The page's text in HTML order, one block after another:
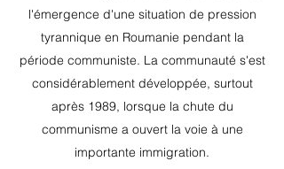
l'émergence d'une situation de pression
tyrannique en Roumanie pendant la
période communiste. La communauté s'est
considérablement développée, surtout
après 1989, lorsque la chute du
communisme a ouvert la voie à une
importante immigration.